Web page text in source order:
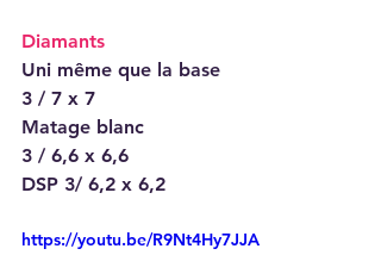
Diamants
Uni même que la base
3 / 7 x 7
Matage blanc
3 / 6,6 x 6,6
DSP 3/ 6,2 x 6,2
https://youtu.be/R9Nt4Hy7JJA